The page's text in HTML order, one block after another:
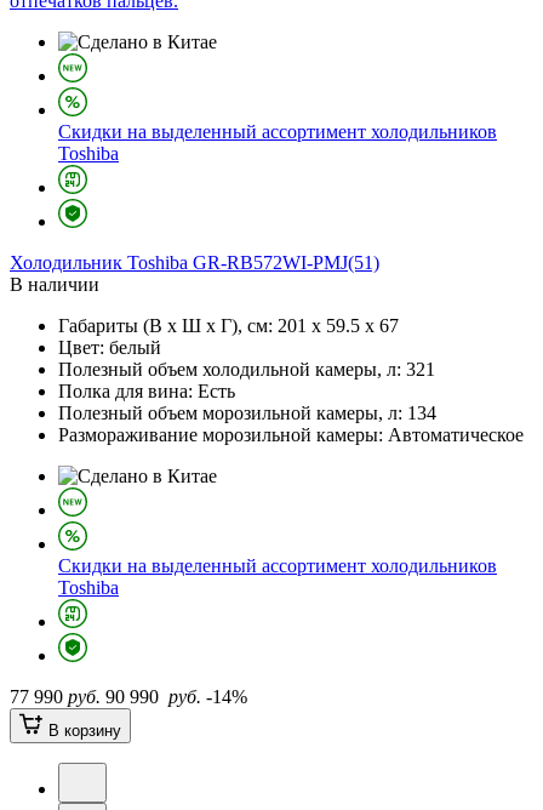
Скидки на выделенный ассортимент холодильников
Toshiba
Холодильник Toshiba GR-RB572WI-PMJ(51)
В наличии
Габариты (В х Ш х Г), см: 201 х 59.5 х 67
Цвет: белый
Полезный объем холодильной камеры, л: 321
Полка для вина: Есть
Полезный объем морозильной камеры, л: 134
Размораживание морозильной камеры: Автоматическое
Скидки на выделенный ассортимент холодильников
Toshiba
77 990 руб. 90 990 руб. -14%
В корзину